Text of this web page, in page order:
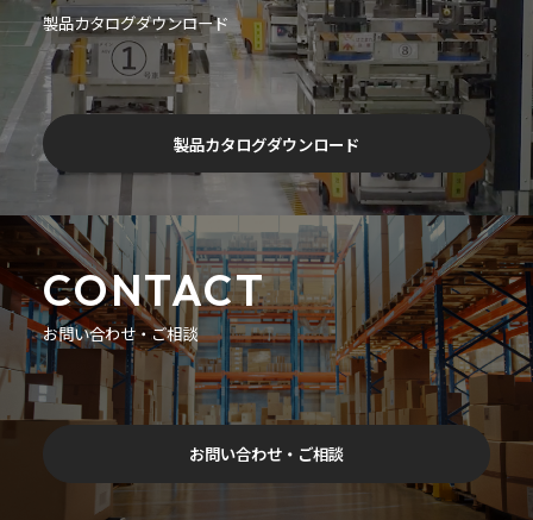
製品カタログダウンロード
製品カタログダウンロード
CONTACT
お問い合わせ・ご相談
お問い合わせ・ご相談